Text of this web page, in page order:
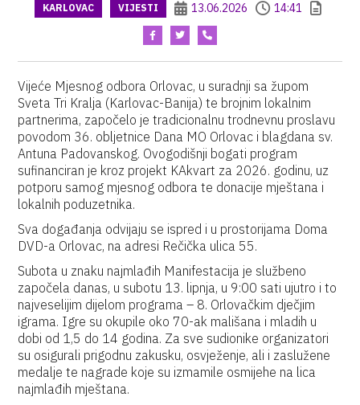
KARLOVAC VIJESTI 13.06.2026 14:41
Vijeće Mjesnog odbora Orlovac, u suradnji sa župom
Sveta Tri Kralja (Karlovac-Banija) te brojnim lokalnim
partnerima, započelo je tradicionalnu trodnevnu proslavu
povodom 36. obljetnice Dana MO Orlovac i blagdana sv.
Antuna Padovanskog. Ovogodišnji bogati program
sufinanciran je kroz projekt KAkvart za 2026. godinu, uz
potporu samog mjesnog odbora te donacije mještana i
lokalnih poduzetnika.
Sva događanja odvijaju se ispred i u prostorijama Doma
DVD-a Orlovac, na adresi Rečička ulica 55.
Subota u znaku najmlađih Manifestacija je službeno
započela danas, u subotu 13. lipnja, u 9:00 sati ujutro i to
najveselijim dijelom programa – 8. Orlovačkim dječjim
igrama. Igre su okupile oko 70-ak mališana i mladih u
dobi od 1,5 do 14 godina. Za sve sudionike organizatori
su osigurali prigodnu zakusku, osvježenje, ali i zaslužene
medalje te nagrade koje su izmamile osmijehe na lica
najmlađih mještana.